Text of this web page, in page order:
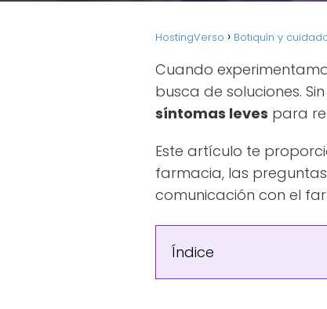
HostingVerso Botiquín y
Cuando
busca de soluciones.
síntomas leves para
Este artículo te
farmacia, las
comunicación con el
Índice